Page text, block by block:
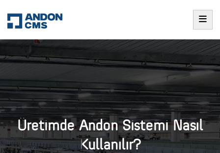
Üretimde Andon Sistemi Nasıl
Kullanılır?